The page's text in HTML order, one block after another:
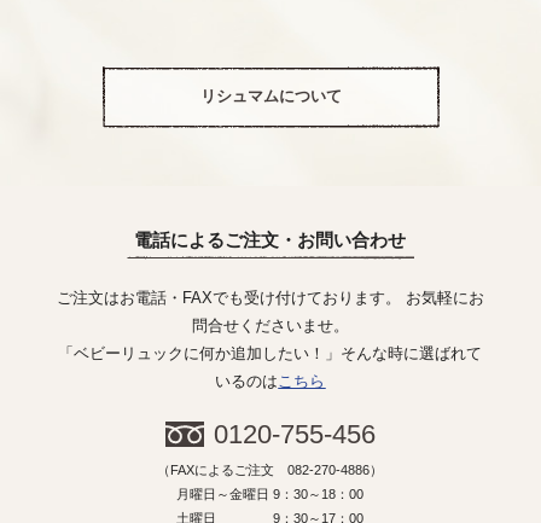
リシュマムについて
電話によるご注文・お問い合わせ
ご注文はお電話・FAXでも受け付けております。 お気軽にお
問合せくださいませ。
「ベビーリュックに何か追加したい！」そんな時に選ばれて
いるのはこちら
0120-755-456
（FAXによるご注文 082-270-4886）
月曜日～金曜日 9：30～18：00
土曜日 9：30～17：00